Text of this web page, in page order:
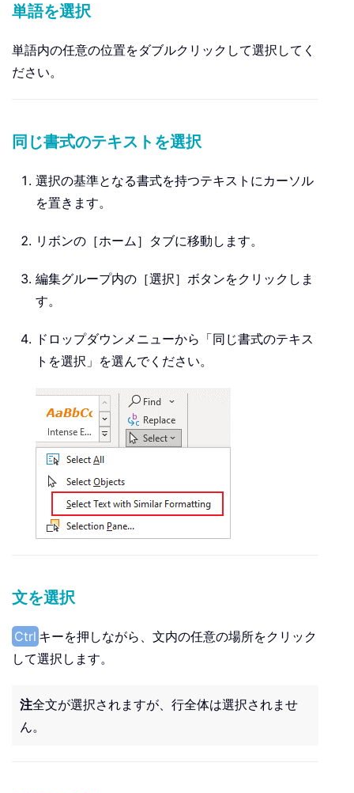
単語を選択
単語内の任意の位置をダブルクリックして選択してく
ださい。
同じ書式のテキストを選択
選択の基準となる書式を持つテキストにカーソル
を置きます。
リボンの［ホーム］タブに移動します。
編集グループ内の［選択］ボタンをクリックしま
す。
ドロップダウンメニューから「同じ書式のテキス
トを選択」を選んでください。
文を選択
Ctrl キーを押しながら、文内の任意の場所をクリック
して選択します。
注全文が選択されますが、行全体は選択されませ
ん。